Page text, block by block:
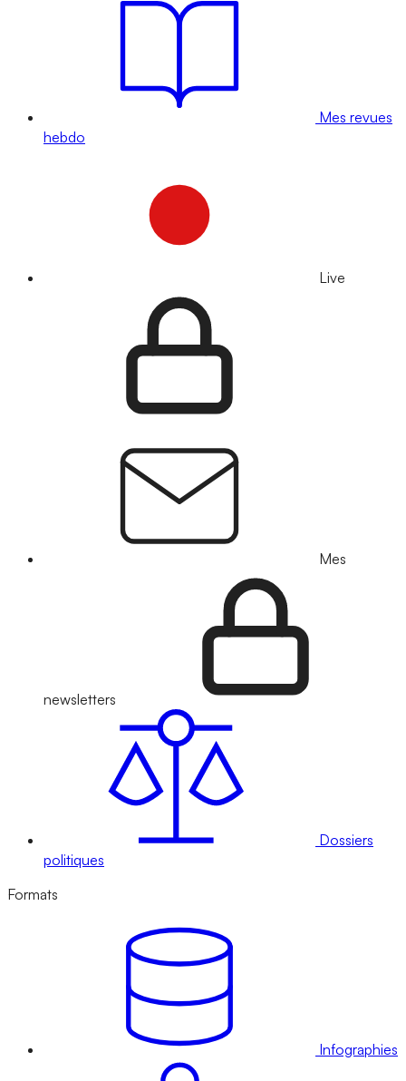
Mes revues
hebdo
Live
Mes
newsletters
Dossiers
politiques
Formats
Infographies